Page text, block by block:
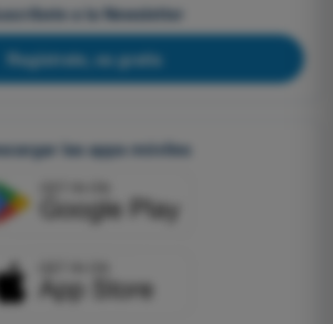
a la Newsletter
Regístrate, es gratis
las apps móviles